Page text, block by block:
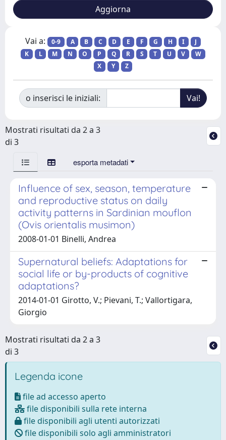
Vai a: 0-9 A B C D E F G H I
J
K
L M N O P Q R S T U V
W
X
Y Z
o inserisci le iniziali:
Mostrati risultati da 2 a 3
di 3
esporta metadati
Influence of sex, season, temperature
and reproductive status on daily
activity patterns in Sardinian mouflon
(Ovis orientalis musimon)
2008-01-01 Binelli, Andrea
Supernatural beliefs: Adaptations for
social life or by-products of cognitive
adaptations?
2014-01-01 Girotto, V.; Pievani, T.; Vallortigara,
Giorgio
Mostrati risultati da 2 a 3
di 3
Legenda icone
file ad accesso aperto
file disponibili sulla rete interna
file disponibili agli utenti autorizzati
file disponibili solo agli amministratori